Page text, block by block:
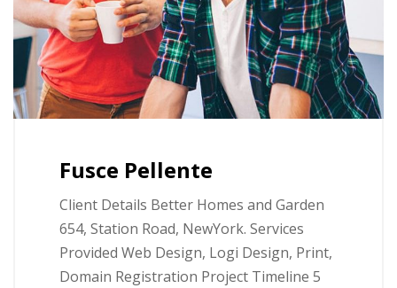
Fusce Pellente
Client Details Better Homes and Garden
654, Station Road, NewYork. Services
Provided Web Design, Logi Design, Print,
Domain Registration Project Timeline 5